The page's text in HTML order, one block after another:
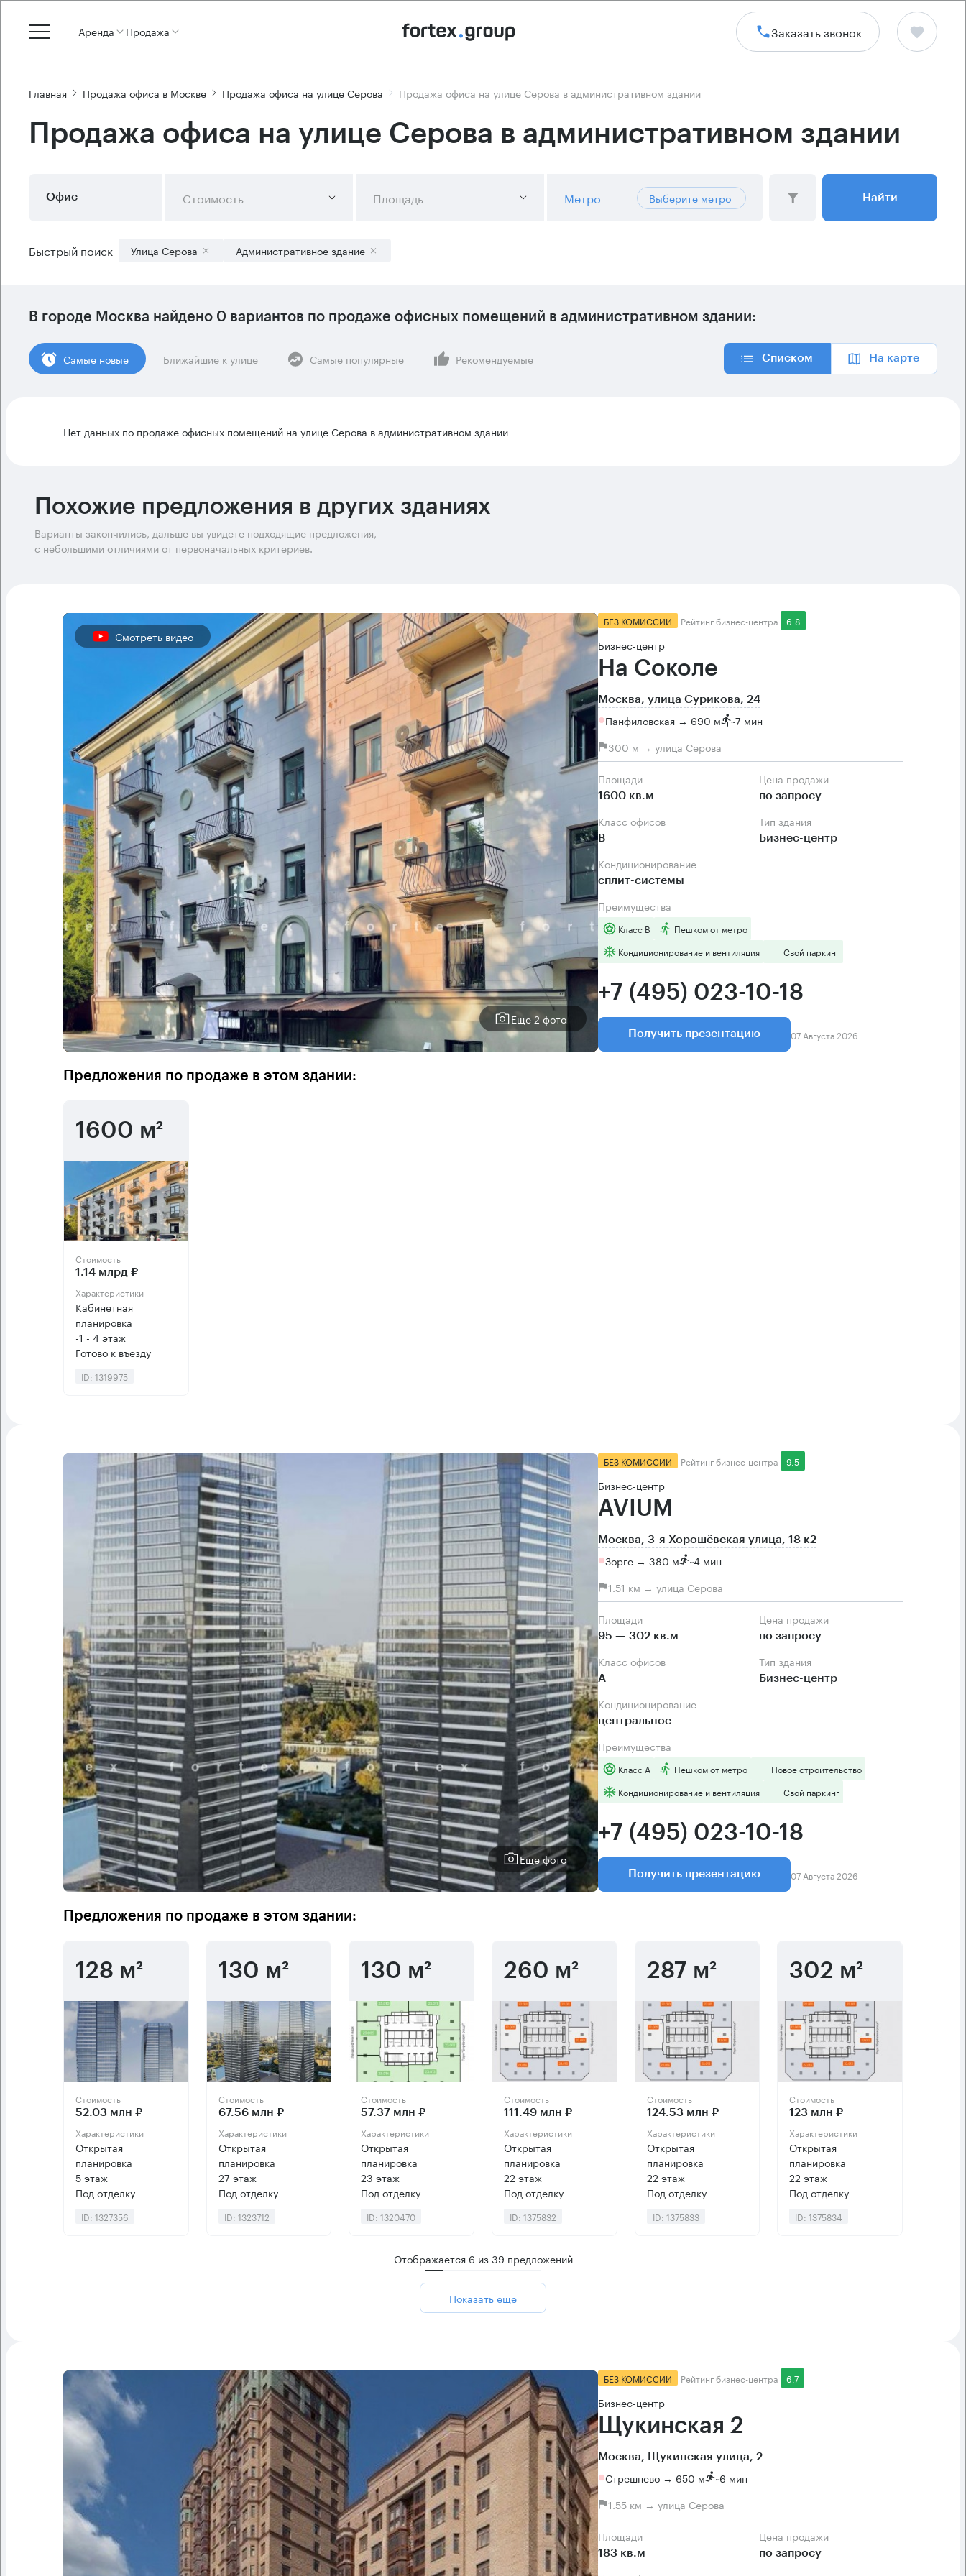
Аренда Продажа Заказать звонок
Главная Продажа офиса в Москве Продажа офиса на улице Серова Продажа офиса на улице Серова в административном здании
Продажа офиса на улице Серова в административном здании
Офис Стоимость Площадь Метро Выберите метро Найти
Быстрый поиск Улица Серова Административное здание
В городе Москва найдено 0 вариантов по продаже офисных помещений в административном здании:
Cамые новые Ближайшие к улице Самые популярные Рекомендуемые Списком На карте
Нет данных по продаже офисных помещений на улице Серова в административном здании
Похожие предложения в других зданиях
Варианты закончились, дальше вы увидете подходящие предложения,
с небольшими отличиями от первоначальных критериев.
Смотреть видео
Еще 2 фото
БЕЗ КОМИССИИ Рейтинг бизнес-центра 6.8
Бизнес-центр
На Соколе
Москва, улица Сурикова, 24
Панфиловская → 690 м ~7 мин
300 м → улица Серова
Площади
1600 кв.м
Цена продажи
по запросу
Класс офисов
B
Тип здания
Бизнес-центр
Кондиционирование
сплит-системы
Преимущества
Класс B
Пешком от метро
Кондиционирование и вентиляция
Свой паркинг
+7 (495) 023-10-18
Получить презентацию 07 Августа 2026
Предложения по продаже в этом здании:
1600 м²
Стоимость
1.14 млрд ₽
Характеристики
Кабинетная
планировка
-1 - 4 этаж
Готово к въезду
ID: 1319975
Еще фото
БЕЗ КОМИССИИ Рейтинг бизнес-центра 9.5
Бизнес-центр
AVIUM
Москва, 3-я Хорошёвская улица, 18 к2
Зорге → 380 м ~4 мин
1.51 км → улица Серова
Площади
95 — 302 кв.м
Цена продажи
по запросу
Класс офисов
А
Тип здания
Бизнес-центр
Кондиционирование
центральное
Преимущества
Класс А Пешком от метро
Новое строительство
Кондиционирование и вентиляция
Свой паркинг
+7 (495) 023-10-18
Получить презентацию 07 Августа 2026
Предложения по продаже в этом здании:
128 м²
Стоимость
52.03 млн ₽
Характеристики
Открытая
планировка
5 этаж
Под отделку
ID: 1327356
130 м²
Стоимость
67.56 млн ₽
Характеристики
Открытая
планировка
27 этаж
Под отделку
ID: 1323712
130 м²
Стоимость
57.37 млн ₽
Характеристики
Открытая
планировка
23 этаж
Под отделку
ID: 1320470
260 м²
Стоимость
111.49 млн ₽
Характеристики
Открытая
планировка
22 этаж
Под отделку
ID: 1375832
287 м²
Стоимость
124.53 млн ₽
Характеристики
Открытая
планировка
22 этаж
Под отделку
ID: 1375833
302 м²
Стоимость
123 млн ₽
Характеристики
Открытая
планировка
22 этаж
Под отделку
ID: 1375834
Отображается 6 из39 предложений
Показать ещё
БЕЗ КОМИССИИ Рейтинг бизнес-центра 6.7
Бизнес-центр
Щукинская 2
Москва, Щукинская улица, 2
Стрешнево → 650 м ~6 мин
1.55 км → улица Серова
Площади
183 кв.м
Цена продажи
по запросу